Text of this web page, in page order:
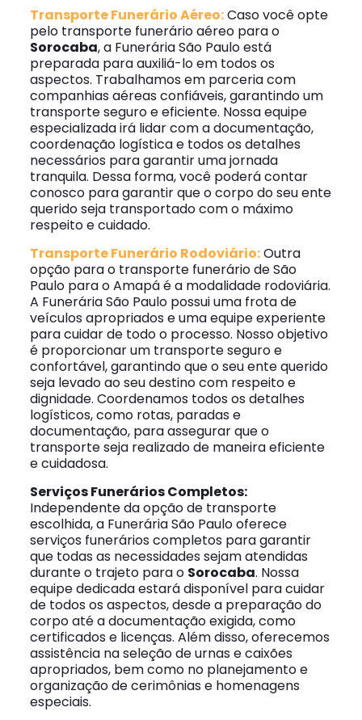
Transporte Funerário Aéreo:Caso você opte
pelo transporte funerário aéreo para o
Sorocaba, a Funerária São Paulo está
preparada para auxiliá-lo em todos os
aspectos. Trabalhamos em parceria com
companhias aéreas confiáveis, garantindo um
transporte seguro e eficiente. Nossa equipe
especializada irá lidar com a documentação,
coordenação logística e todos os detalhes
necessários para garantir uma jornada
tranquila. Dessa forma, você poderá contar
conosco para garantir que o corpo do seu ente
querido seja transportado com o máximo
respeito e cuidado.
Transporte Funerário Rodoviário:Outra
opção para o transporte funerário de São
Paulo para o Amapá é a modalidade rodoviária.
A Funerária São Paulo possui uma frota de
veículos apropriados e uma equipe experiente
para cuidar de todo o processo. Nosso objetivo
é proporcionar um transporte seguro e
confortável, garantindo que o seu ente querido
seja levado ao seu destino com respeito e
dignidade. Coordenamos todos os detalhes
logísticos, como rotas, paradas e
documentação, para assegurar que o
transporte seja realizado de maneira eficiente
e cuidadosa.
Serviços Funerários Completos:
Independente da opção de transporte
escolhida, a Funerária São Paulo oferece
serviços funerários completos para garantir
que todas as necessidades sejam atendidas
durante o trajeto para o Sorocaba. Nossa
equipe dedicada estará disponível para cuidar
de todos os aspectos, desde a preparação do
corpo até a documentação exigida, como
certificados e licenças. Além disso, oferecemos
assistência na seleção de urnas e caixões
apropriados, bem como no planejamento e
organização de cerimônias e homenagens
especiais.